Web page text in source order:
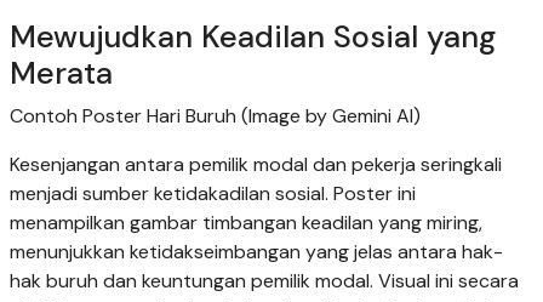
Mewujudkan Keadilan Sosial yang
Merata
Contoh Poster Hari Buruh (Image by Gemini AI)
Kesenjangan antara pemilik modal dan pekerja seringkali
menjadi sumber ketidakadilan sosial. Poster ini
menampilkan gambar timbangan keadilan yang miring,
menunjukkan ketidakseimbangan yang jelas antara hak-
hak buruh dan keuntungan pemilik modal. Visual ini secara